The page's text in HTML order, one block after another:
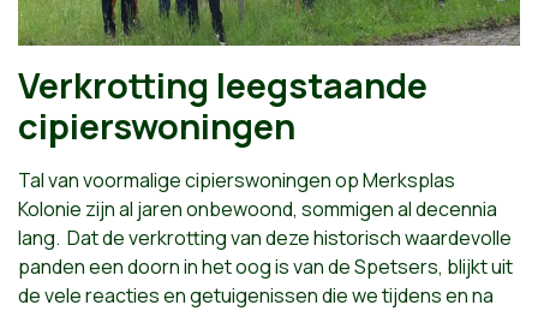
Verkrotting leegstaande
cipierswoningen
Tal van voormalige cipierswoningen op Merksplas
Kolonie zijn al jaren onbewoond, sommigen al decennia
lang. Dat de verkrotting van deze historisch waardevolle
panden een doorn in het oog is van de Spetsers, blijkt uit
de vele reacties en getuigenissen die we tijdens en na